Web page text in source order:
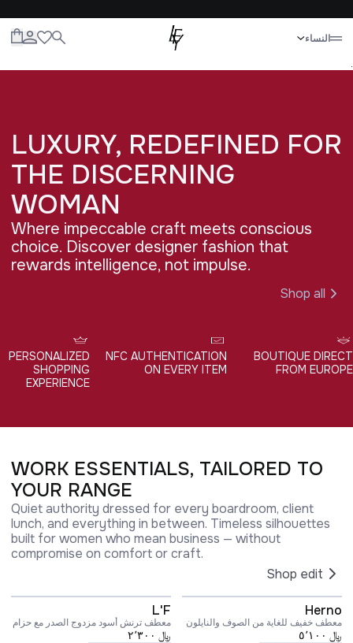
النساء
إغلاق
.
LUXURY, REDEFINED FOR
THE DISCERNING
WOMAN
Where impeccable craft meets conscious
choice. Discover designer fashion that
rewards intelligence, not impulse.
Shop all
BOUTIQUE DIRECT
FROM EUROPE
NFC AUTHENTICATION
ON EVERY ITEM
PERSONALIZED
SHOPPING
EXPERIENCE
WORK ESSENTIALS, TAILORED TO
YOUR RANGE
Quiet authority dressed for every boardroom, client
lunch, and everything in between. Timeless silhouettes
built for women who mean business — without
compromise on comfort or craft.
Shop edit
Herno
معطف خفيف للغاية من الصوف والنايلون
﷼ ٥٬١٠٠
L'F
معطف ترنش أسود مزدوج الصدر مع حزام
مطابق من قماش الكادي للنساء
﷼ ٢٬٣٠٠